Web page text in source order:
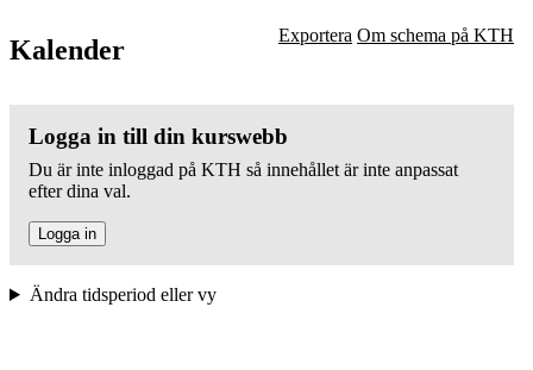
Kalender Exportera Om schema på KTH
Logga in till din kurswebb
Du är inte inloggad på KTH så innehållet är inte anpassat
efter dina val.
Logga in
Ändra tidsperiod eller vy